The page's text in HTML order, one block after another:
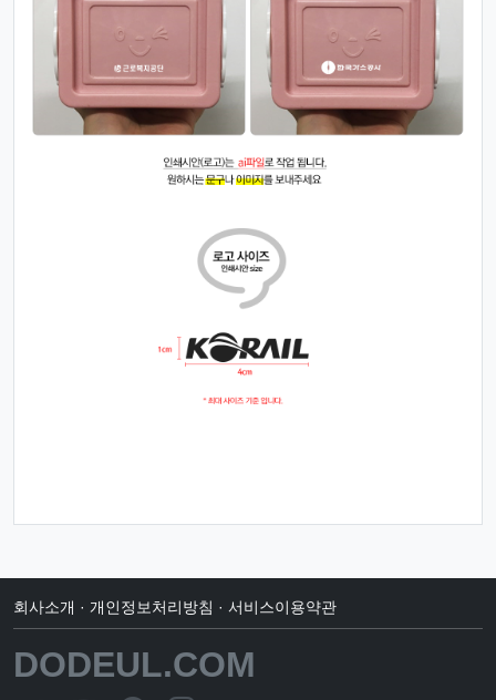
회사소개 · 개인정보처리방침 · 서비스이용약관
DODEUL.COM